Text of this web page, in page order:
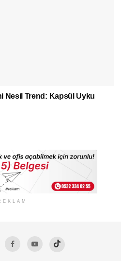
Nesil Trend: Kapsül Uyku